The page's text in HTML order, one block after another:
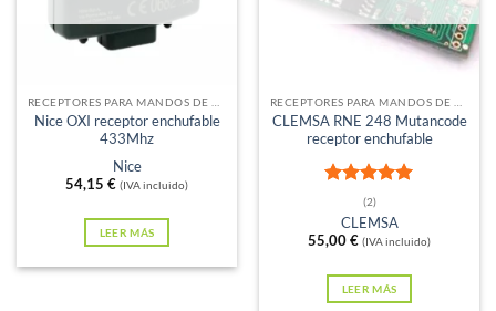
Nice OXI receptor enchufable
433Mhz
Nice
54,15 € (IVA incluido)
LEER MÁS
CLEMSA RNE 248 Mutancode
receptor enchufable
Valorado
con 5de 5
(2)
CLEMSA
55,00€ (IVA incluido)
LEER MÁS